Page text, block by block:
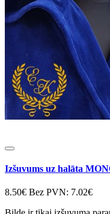
Izšuvums uz halāta
8.50€ Bez PVN: 7.02€